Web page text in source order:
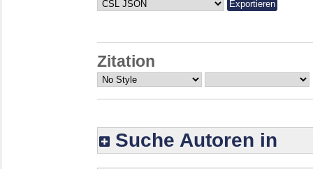
Zitation
Suche Autoren in